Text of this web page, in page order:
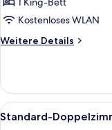
BettKostenloses WLAN
Weitere Details
Weitere
Zimmer,
1 King-
Bett
Alle
Fotos
6
Standard-